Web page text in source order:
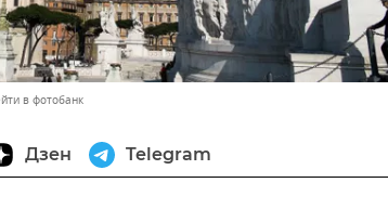
в фотобанк
Дзен Telegram